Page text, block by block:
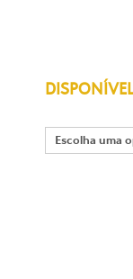
Escolha uma